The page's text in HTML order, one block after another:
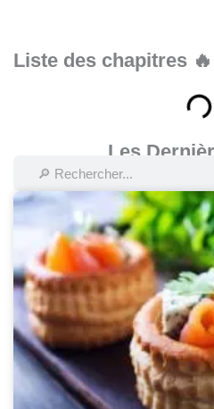
Liste des chapitres 🔥
Les
Rechercher